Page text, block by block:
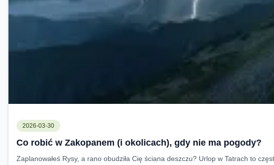
2026-03-30
Co robić w Zakopanem (i okolicach), gdy nie ma pogody?
Zaplanowałeś Rysy, a rano obudziła Cię ściana deszczu? Urlop w Tatrach to